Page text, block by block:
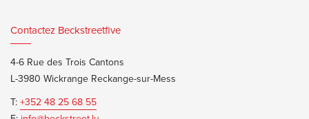
Contactez Beckstreetfive
4-6 Rue des Trois Cantons
L-3980 Wickrange Reckange-sur-Mess
T:+352 48 25 68 55